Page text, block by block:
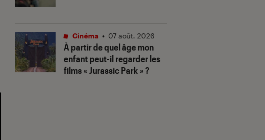
À partir de quel âge mon
enfant peut-il regarder les
films « Jurassic Park » ?
Cinéma • 07 août. 2026